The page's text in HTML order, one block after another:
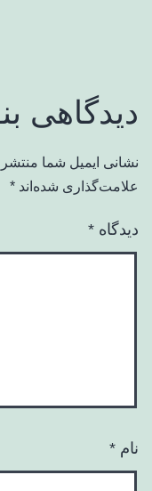
دیدگاهی
نشانی ایمیل شما
علامت‌گذاری شده‌اند *
دیدگاه *
نام *